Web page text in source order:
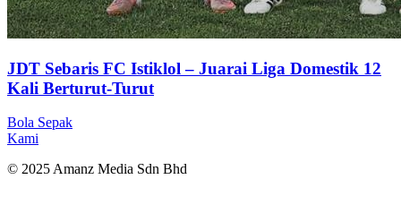
JDT Sebaris FC Istiklol – Juarai Liga Domestik 12
Kali Berturut-Turut
Bola Sepak
Kami
© 2025 Amanz Media Sdn Bhd